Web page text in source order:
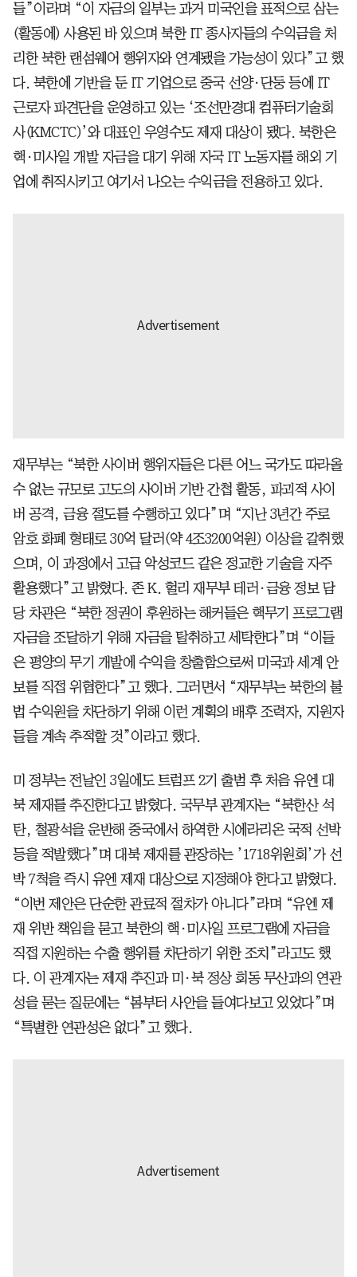
들”이라며 “이 자금의 일부는 과거 미국인을 표적으로 삼는
(활동에) 사용된 바 있으며 북한 IT 종사자들의 수익금을 처
리한 북한 랜섬웨어 행위자와 연계됐을 가능성이 있다”고 했
다. 북한에 기반을 둔 IT 기업으로 중국 선양·단둥 등에 IT
근로자 파견단을 운영하고 있는 ‘조선만경대 컴퓨터기술회
사(KMCTC)’와 대표인 우영수도 제재 대상이 됐다. 북한은
핵·미사일 개발 자금을 대기 위해 자국 IT 노동자를 해외 기
업에 취직시키고 여기서 나오는 수익금을 전용하고 있다.
재무부는 “북한 사이버 행위자들은 다른 어느 국가도 따라올
수 없는 규모로 고도의 사이버 기반 간첩 활동, 파괴적 사이
버 공격, 금융 절도를 수행하고 있다”며 “지난 3년간 주로
암호 화폐 형태로 30억 달러(약 4조3200억원) 이상을 갈취했
으며, 이 과정에서 고급 악성코드 같은 정교한 기술을 자주
활용했다”고 밝혔다. 존 K. 헐리 재무부 테러·금융 정보 담
당 차관은 “북한 정권이 후원하는 해커들은 핵무기 프로그램
자금을 조달하기 위해 자금을 탈취하고 세탁한다”며 “이들
은 평양의 무기 개발에 수익을 창출함으로써 미국과 세계 안
보를 직접 위협한다”고 했다. 그러면서 “재무부는 북한의 불
법 수익원을 차단하기 위해 이런 계획의 배후 조력자, 지원자
들을 계속 추적할 것”이라고 했다.
미 정부는 전날인 3일에도 트럼프 2기 출범 후 처음 유엔 대
북 제재를 추진한다고 밝혔다. 국무부 관계자는 “북한산 석
탄, 철광석을 운반해 중국에서 하역한 시에라리온 국적 선박
등을 적발했다”며 대북 제재를 관장하는 ’1718위원회’가 선
박 7척을 즉시 유엔 제재 대상으로 지정해야 한다고 밝혔다.
“이번 제안은 단순한 관료적 절차가 아니다”라며 “유엔 제
재 위반 책임을 묻고 북한의 핵·미사일 프로그램에 자금을
직접 지원하는 수출 행위를 차단하기 위한 조치”라고도 했
다. 이 관계자는 제재 추진과 미·북 정상 회동 무산과의 연관
성을 묻는 질문에는 “봄부터 사안을 들여다보고 있었다”며
“특별한 연관성은 없다”고 했다.